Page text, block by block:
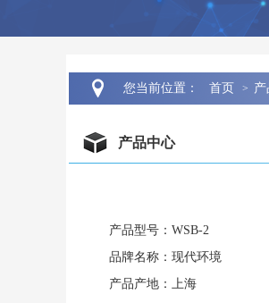
您当前位置： 首页 >
产品中心
产品型号：WSB-2
品牌名称：现代环境
产品产地：上海